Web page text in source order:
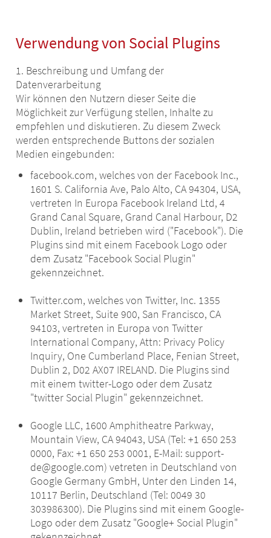
Verwendung von Social Plugins
1. Beschreibung und Umfang der
Datenverarbeitung
Wir können den Nutzern dieser Seite die
Möglichkeit zur Verfügung stellen, Inhalte zu
empfehlen und diskutieren. Zu diesem Zweck
werden entsprechende Buttons der sozialen
Medien eingebunden:
facebook.com, welches von der Facebook Inc.,
1601 S. California Ave, Palo Alto, CA 94304, USA,
vertreten In Europa Facebook Ireland Ltd, 4
Grand Canal Square, Grand Canal Harbour, D2
Dublin, Ireland betrieben wird ("Facebook"). Die
Plugins sind mit einem Facebook Logo oder
dem Zusatz "Facebook Social Plugin"
gekennzeichnet.
Twitter.com, welches von Twitter, Inc. 1355
Market Street, Suite 900, San Francisco, CA
94103, vertreten in Europa von Twitter
International Company, Attn: Privacy Policy
Inquiry, One Cumberland Place, Fenian Street,
Dublin 2, D02 AX07 IRELAND. Die Plugins sind
mit einem twitter-Logo oder dem Zusatz
"twitter Social Plugin" gekennzeichnet.
Google LLC, 1600 Amphitheatre Parkway,
Mountain View, CA 94043, USA (Tel: +1 650 253
0000, Fax: +1 650 253 0001, E-Mail: support-
de@google.com) vetreten in Deutschland von
Google Germany GmbH, Unter den Linden 14,
10117 Berlin, Deutschland (Tel: 0049 30
303986300). Die Plugins sind mit einem Google-
Logo oder dem Zusatz "Google+ Social Plugin"